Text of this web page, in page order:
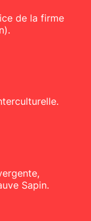
de la firme
Sapin.